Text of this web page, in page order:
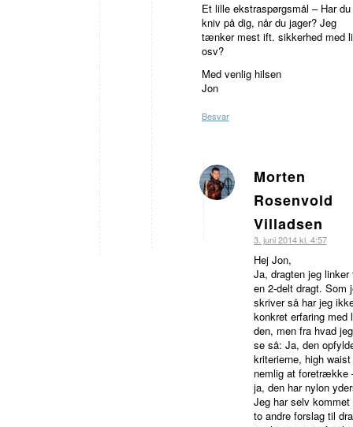
Et lille ekstraspørgsmål – Har du
kniv på dig, når du jager? Jeg
tænker mest ift. sikkerhed med
osv?
Med venlig hilsen
Jon
Besvar
Morten
Rosenvold
Villadsen
siger:
3. juni 2014 kl. 4:57
Hej Jon,
Ja, dragten jeg linker
en 2-delt dragt. Som
skriver så har jeg
konkret erfaring med
den, men fra hvad
se så: Ja, den
kriterierne, high waist
nemlig at foretrække
ja, den har nylon
Jeg har selv kommet
to andre forslag til